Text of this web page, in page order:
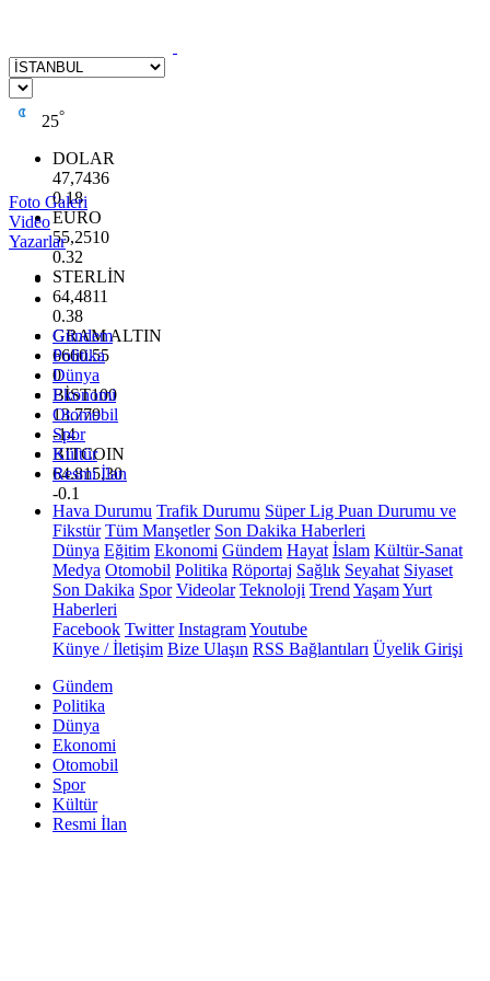
25°
DOLAR
47,7436
0.18
EURO
55,2510
0.32
STERLİN
64,4811
0.38
GRAM ALTIN
6660.55
0
BİST100
13.779
-14
BITCOIN
64.815,30
-0.1
Foto Galeri
Video
Yazarlar
Gündem
Politika
Dünya
Ekonomi
Otomobil
Spor
Kültür
Resmi İlan
Hava Durumu Trafik Durumu Süper Lig Puan Durumu ve
Fikstür Tüm Manşetler Son Dakika Haberleri
Dünya Eğitim Ekonomi Gündem Hayat İslam Kültür-Sanat
Medya Otomobil Politika Röportaj Sağlık Seyahat Siyaset
Son Dakika Spor Videolar Teknoloji Trend YaşamYurt
Haberleri
Facebook Twitter InstagramYoutube
Künye / İletişim Bize Ulaşın RSS Bağlantıları Üyelik Girişi
Gündem
Politika
Dünya
Ekonomi
Otomobil
Spor
Kültür
Resmi İlan